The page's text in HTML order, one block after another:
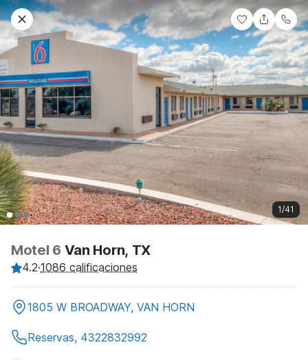
1/41
Motel 6 Van Horn, TX
4.2·1086 calificaciones
1805 W BROADWAY, VAN HORN
Reservas, 4322832992